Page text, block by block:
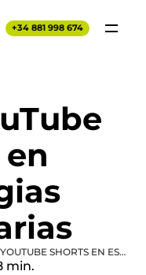
+34 881 998 674
USO DE YOUTUBE SHORTS EN ESTRATEGIAS PUBLICITARIAS
min.